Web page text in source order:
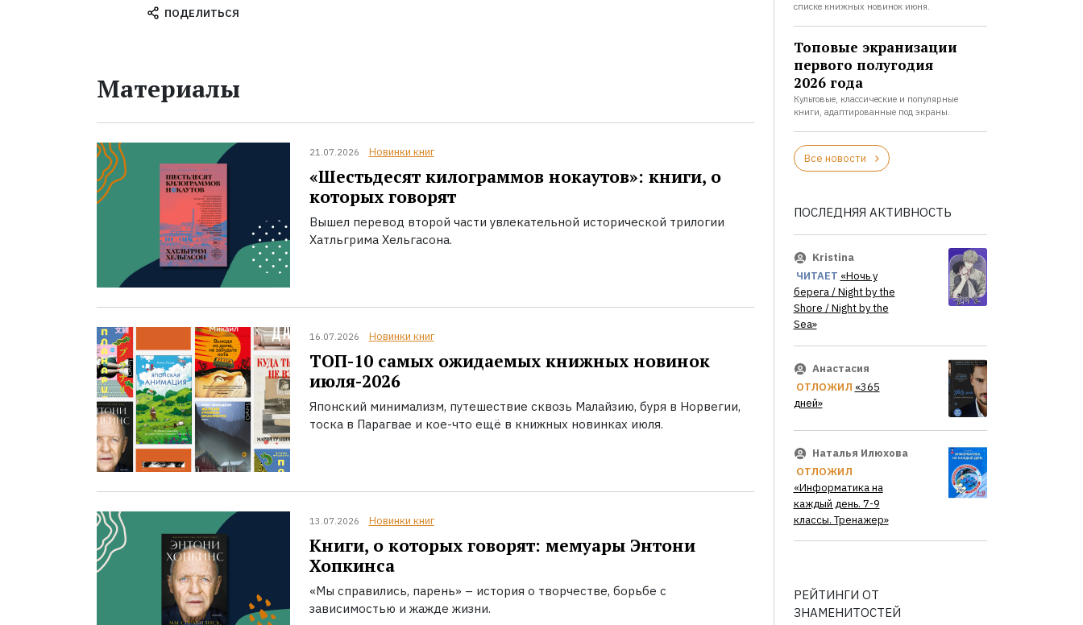
ПОДЕЛИТЬСЯ
Материалы
21.07.2026 Новинки книг
«Шестьдесят килограммов нокаутов»: книги, о
которых говорят
Вышел перевод второй части увлекательной исторической трилогии
Хатльгрима Хельгасона.
16.07.2026 Новинки книг
ТОП-10 самых ожидаемых книжных новинок
июля-2026
Японский минимализм, путешествие сквозь Малайзию, буря в Норвегии,
тоска в Парагвае и кое-что ещё в книжных новинках июля.
13.07.2026 Новинки книг
Книги, о которых говорят: мемуары Энтони
Хопкинса
«Мы справились, парень» – история о творчестве, борьбе с
зависимостью и жажде жизни.
списке книжных новинок июня.
Топовые экранизации
первого полугодия
2026 года
Культовые, классические и популярные
книги, адаптированные под экраны.
Все новости
ПОСЛЕДНЯЯ АКТИВНОСТЬ
Kristina
ЧИТАЕТ «Ночь у
берега / Night by the
Shore / Night by the
Sea»
Анастасия
ОТЛОЖИЛ «365
дней»
Наталья Илюхова
ОТЛОЖИЛ
«Информатика на
каждый день. 7-9
классы. Тренажер»
РЕЙТИНГИ ОТ
ЗНАМЕНИТОСТЕЙ